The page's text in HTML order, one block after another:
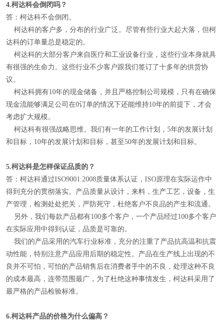
4.柯达科会倒闭吗？
答：柯达科不会倒闭。
柯达科的客户多，分布的行业广泛。尽管有些行业大起大落，但柯
达科的订单量总是稳定的。
柯达科的大部分客户来自医疗和工业设备行业，这些行业本身就具
有很强的生命力。这些行业不少客户跟我们签订了十多年的供货协
议。
柯达科拥有10年的现金储备，并且严格控制公司规模，只有在确保
现金流能够满足公司在0订单的情况下还能维持10年的前提下，才会
考虑扩大规模。
柯达科有很强战略思维。我们有一年的工作计划，5年的发展计划
和目标，10年的发展计划和目标，甚至50年的发展计划和目标。
5.柯达科是怎样保证品质的？
答：柯达科通过ISO9001:2008质量体系认证，ISO原理在实际运作中
得到充分的贯彻落实。产品质量从设计，来料，生产工艺，设备，生
产管理，检测处处把关，严防死守，杜绝客户不良品的产生和流通。
另外，我们每款产品都有100多个客户，一个产品经过100多个客户
在实际应用中得到认证，品质是可靠的。
我们的产品采用的汽车行业标准，充分的注重了产品抗高温和抗震
动性能，特别注意产品应用后期的稳定性。产品在生产线上出现的不
良并不可怕，可怕的产品销售后在消费者手中的不良，处理这种不良
的成本最高，连带范围最广，为了杜绝这种事情发生，柯达科采用了
最严格的产品检验标准。
6.柯达科产品的价格为什么偏高？